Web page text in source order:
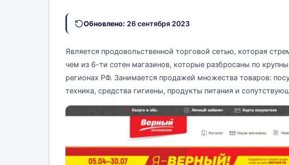
Обновлено: 26 сентября 2023
Является продовольственной торговой сетью, которая
чем из 6-ти сотен магазинов, которые разбросаны по
регионах РФ. Занимается продажей множества товаров:
техника, средства гигиены, продукты питания и